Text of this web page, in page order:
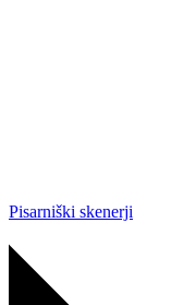
Pisarniški skenerji